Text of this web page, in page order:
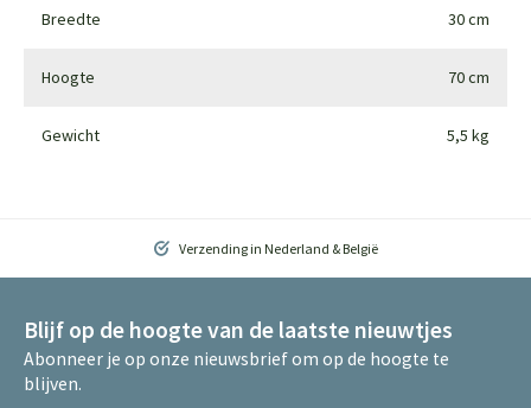
Breedte 30 cm
Hoogte 70 cm
Gewicht 5,5 kg
Verzending in Nederland & België
Blijf op de hoogte van de laatste nieuwtjes
Abonneer je op onze nieuwsbrief om op de hoogte te
blijven.